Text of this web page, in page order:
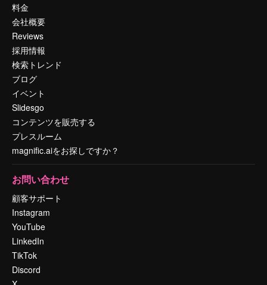
料金
会社概要
Reviews
採用情報
検索トレンド
ブログ
イベント
Slidesgo
コンテンツを販売する
プレスルーム
magnific.aiをお探しですか？
お問い合わせ
顧客サポート
Instagram
YouTube
LinkedIn
TikTok
Discord